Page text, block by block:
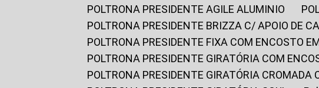
POLTRONA PRESIDENTE AGILE ALUMINIO
POLTRONA PRESIDENTE BRIZZA C/ APOIO DE
POLTRONA PRESIDENTE FIXA COM ENCOSTO
POLTRONA PRESIDENTE GIRATÓRIA COM
POLTRONA PRESIDENTE GIRATÓRIA